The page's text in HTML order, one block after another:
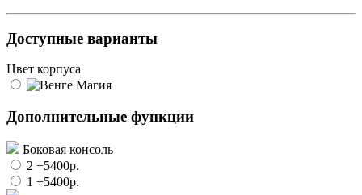
Доступные варианты
Цвет корпуса
Дополнительные функции
Боковая консоль
2 +5400р.
1 +5400р.